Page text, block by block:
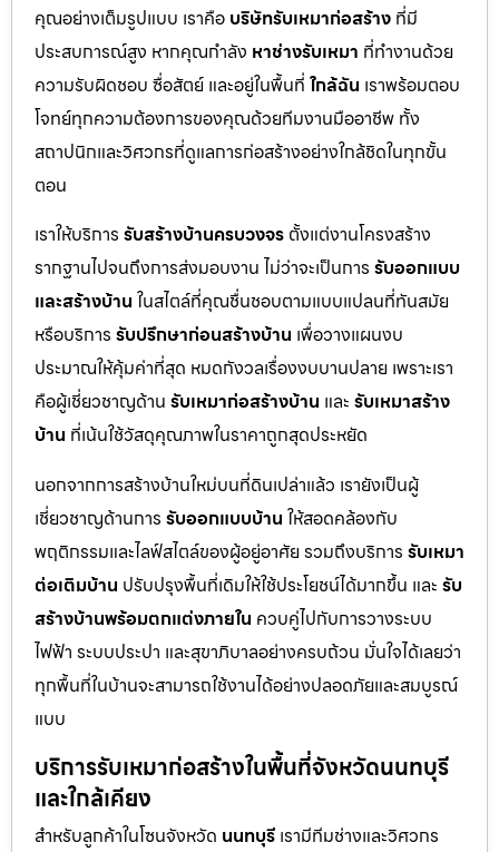
คุณอย่างเต็มรูปแบบ เราคือ บริษัทรับเหมาก่อสร้าง ที่มี
ประสบการณ์สูง หากคุณกำลัง หาช่างรับเหมา ที่ทำงานด้วย
ความรับผิดชอบ ซื่อสัตย์ และอยู่ในพื้นที่ ใกล้ฉัน เราพร้อมตอบ
โจทย์ทุกความต้องการของคุณด้วยทีมงานมืออาชีพ ทั้ง
สถาปนิกและวิศวกรที่ดูแลการก่อสร้างอย่างใกล้ชิดในทุกขั้น
ตอน
เราให้บริการ รับสร้างบ้านครบวงจร ตั้งแต่งานโครงสร้าง
รากฐานไปจนถึงการส่งมอบงาน ไม่ว่าจะเป็นการ รับออกแบบ
และสร้างบ้าน ในสไตล์ที่คุณชื่นชอบตามแบบแปลนที่ทันสมัย
หรือบริการ รับปรึกษาก่อนสร้างบ้าน เพื่อวางแผนงบ
ประมาณให้คุ้มค่าที่สุด หมดกังวลเรื่องงบบานปลาย เพราะเรา
คือผู้เชี่ยวชาญด้าน รับเหมาก่อสร้างบ้าน และ รับเหมาสร้าง
บ้าน ที่เน้นใช้วัสดุคุณภาพในราคาถูกสุดประหยัด
นอกจากการสร้างบ้านใหม่บนที่ดินเปล่าแล้ว เรายังเป็นผู้
เชี่ยวชาญด้านการ รับออกแบบบ้าน ให้สอดคล้องกับ
พฤติกรรมและไลฟ์สไตล์ของผู้อยู่อาศัย รวมถึงบริการ รับเหมา
ต่อเติมบ้าน ปรับปรุงพื้นที่เดิมให้ใช้ประโยชน์ได้มากขึ้น และ รับ
สร้างบ้านพร้อมตกแต่งภายใน ควบคู่ไปกับการวางระบบ
ไฟฟ้า ระบบประปา และสุขาภิบาลอย่างครบถ้วน มั่นใจได้เลยว่า
ทุกพื้นที่ในบ้านจะสามารถใช้งานได้อย่างปลอดภัยและสมบูรณ์
แบบ
บริการรับเหมาก่อสร้างในพื้นที่จังหวัดนนทบุรี
และใกล้เคียง
สำหรับลูกค้าในโซนจังหวัด นนทบุรี เรามีทีมช่างและวิศวกร